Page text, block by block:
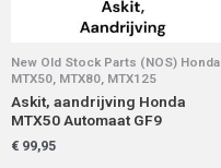
New Old Stock Parts (NOS) Honda
MTX50, MTX80, MTX125
Askit, aandrijving Honda
MTX50 Automaat GF9
€ 99,95